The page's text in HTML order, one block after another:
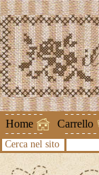
Home Carrello
Cerca nel sito